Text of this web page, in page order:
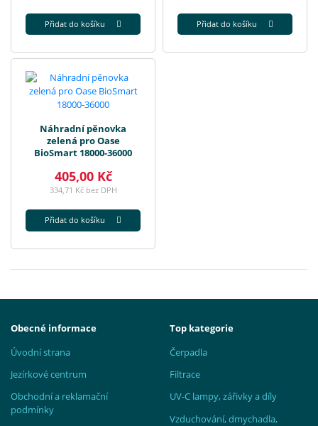
Přidat do košíku Přidat do košíku
Náhradní pěnovka
zelená pro Oase
BioSmart 18000-36000
405,00 Kč
334,71 Kč bez DPH
Přidat do košíku
Obecné informace
Úvodní strana
Jezírkové centrum
Obchodní a reklamační
podmínky
Top kategorie
Čerpadla
Filtrace
UV-C lampy, zářivky a díly
Vzduchování, dmychadla,